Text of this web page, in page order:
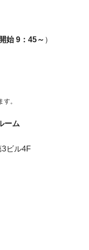
始 9：45～ ）
。
ーム
ビル4F